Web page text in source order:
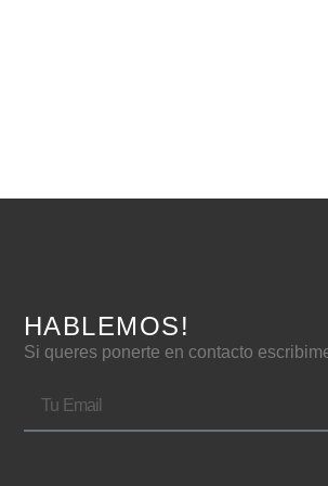
HABLEMOS!
Si queres ponerte en contacto